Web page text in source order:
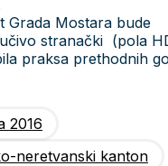
Grada Mostara bude
stranački (pola
praksa prethodnih
2016
neretvanski kanton